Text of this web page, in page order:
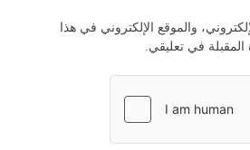
والموقع الإلكتروني في هذا
المقبلة في تعليقي.